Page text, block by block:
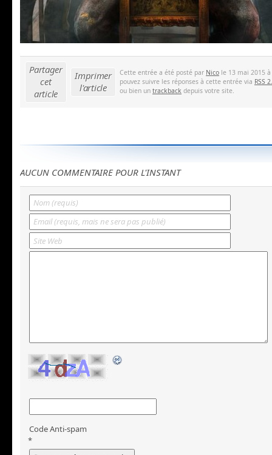
Partager
cet
article
Imprimer
l'article
Cette entrée a été posté par Nico le 13 mai 2015
pouvez suivre les réponses à cette entrée via RSS
ou bien un trackback depuis votre site.
AUCUN COMMENTAIRE POUR L'INSTANT
Code Anti-spam
*